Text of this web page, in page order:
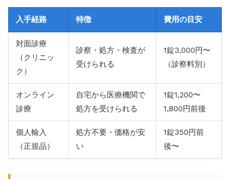
入手経路 特徴 費用の目安
対面診療
（クリニッ
ク）
診察・処方・検査が
受けられる
1錠3,000円〜
（診察料別）
オンライン
診療
自宅から医療機関で
処方を受けられる
1錠1,200〜
1,800円前後
個人輸入
（正規品）
処方不要・価格が安
い
1錠350円前
後〜